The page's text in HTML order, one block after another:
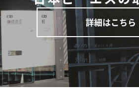
詳細はこちら